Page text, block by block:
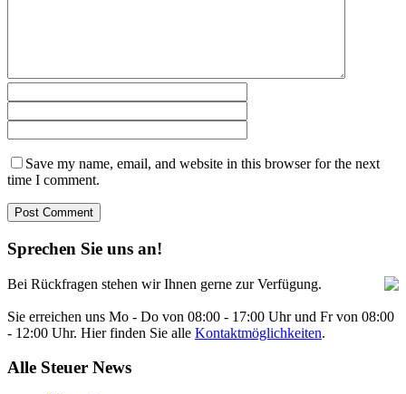
Save my name, email, and website in this browser for the next
time I comment.
Sprechen Sie uns an!
Bei Rückfragen stehen wir Ihnen gerne zur Verfügung.
Sie erreichen uns Mo - Do von 08:00 - 17:00 Uhr und Fr von 08:00
- 12:00 Uhr. Hier finden Sie alle Kontaktmöglichkeiten.
Alle Steuer News